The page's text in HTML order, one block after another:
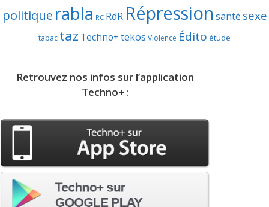
politique rabla RC RdR Répression santé sexe
tabac taz Techno+tekos Violence Édito étude
Retrouvez nos infos sur l’application
Techno+ :